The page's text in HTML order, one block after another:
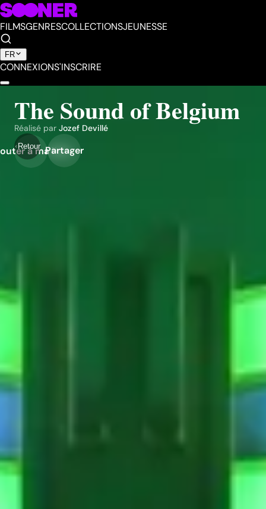
FILMSGENRESCOLLECTIONSJEUNESSE
FR
CONNEXIONS'INSCRIRE
Retour
The Sound of Belgium
Réalisé par Jozef Devillé
à ma liste
Partager